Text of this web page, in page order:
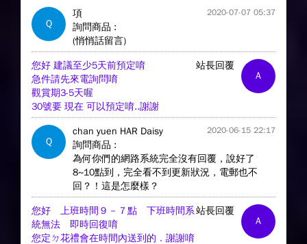
Q
項 2020-07-07 05:37
詢問商品 :
(悄悄話留言)
A
站長回覆
您好 建議至少5天前預定唷
急件請先來電詢問唷
觀賞期3-5天喔
30號要 現在 可以預定唷..謝謝
Q
chan yuen HAR Daisy 2020-06-15 22:17
詢問商品 :
為何你們的網路系統完全沒有回覆，說好了
8~10點到，完全看不到更新狀況，電郵也不
回？！這是怎麼樣？
A
站長回覆
您好 上班時間９－７點 下班時間系
統無法 即時回復唷
您定ㄉ花禮會在時間內送到的．謝謝唷